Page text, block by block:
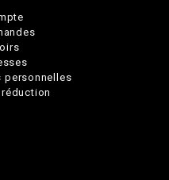
personnelles